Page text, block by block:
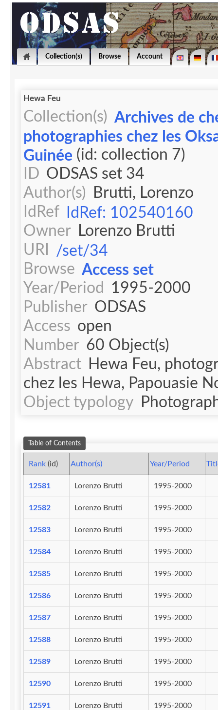
Collection(s) Browse Account
Hewa Feu
Collection(s) Archives de
photographies chez les
Guinée (id: collection 7)
ID ODSAS set 34
Author(s)
Brutti, Lorenzo
IdRef
IdRef: 102540160
Owner
Lorenzo Brutti
URI
/set/34
Browse Access set
Year/Period
1995-2000
Publisher ODSAS
Access open
Number 60 Object(s)
Abstract
Hewa Feu,
Object typology
Table of Contents
Rank(id) Author(s) Year/Period
12581 Lorenzo Brutti 1995-2000
12582 Lorenzo Brutti 1995-2000
12583 Lorenzo Brutti 1995-2000
12584 Lorenzo Brutti 1995-2000
12585 Lorenzo Brutti 1995-2000
12586 Lorenzo Brutti 1995-2000
12587 Lorenzo Brutti 1995-2000
12588 Lorenzo Brutti 1995-2000
12589 Lorenzo Brutti 1995-2000
12590 Lorenzo Brutti 1995-2000
12591 Lorenzo Brutti 1995-2000